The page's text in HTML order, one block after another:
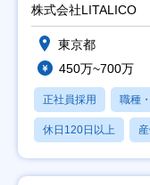
株式会社LITALICO
東京都
450万~700万
正社員採用 職種
休日120日以上